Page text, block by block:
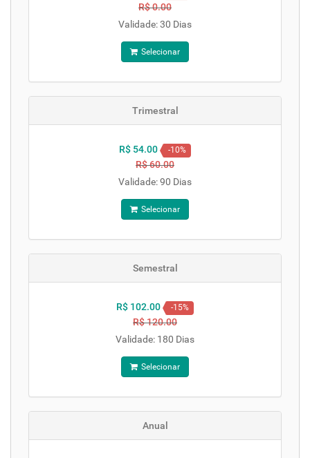
R$ 0.00
Validade: 30 Dias
Selecionar
Trimestral
R$ 54.00 -10%
R$ 60.00
Validade: 90 Dias
Selecionar
Semestral
R$ 102.00 -15%
R$ 120.00
Validade: 180 Dias
Selecionar
Anual